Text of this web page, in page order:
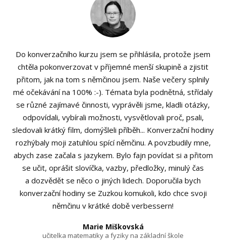
Do konverzačního kurzu jsem se přihlásila, protože jsem
chtěla pokonverzovat v příjemné menší skupině a zjistit
přitom, jak na tom s němčinou jsem. Naše večery splnily
mé očekávání na 100% :-). Témata byla podnětná, střídaly
se různé zajímavé činnosti, vyprávěli jsme, kladli otázky,
odpovídali, vybírali možnosti, vysvětlovali proč, psali,
sledovali krátký film, domýšleli příběh... Konverzační hodiny
rozhýbaly moji zatuhlou spící němčinu. A povzbudily mne,
abych zase začala s jazykem. Bylo fajn povídat si a přitom
se učit, oprášit slovíčka, vazby, předložky, minulý čas
a dozvědět se něco o jiných lidech. Doporučila bych
konverzační hodiny se Zuzkou komukoli, kdo chce svoji
němčinu v krátké době verbessern!
Marie Miškovská
učitelka matematiky a fyziky na základní škole